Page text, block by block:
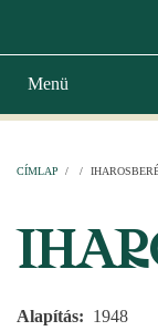
Main
Menü
CÍMLAP / /
Alapítás
1948